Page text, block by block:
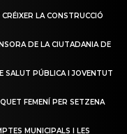
LA CONSTRUCCIÓ
DE LA CIUTADANIA DE
SALUT PÚBLICA I JOVENTUT
FEMENÍ PER SETZENA
MUNICIPALS I LES